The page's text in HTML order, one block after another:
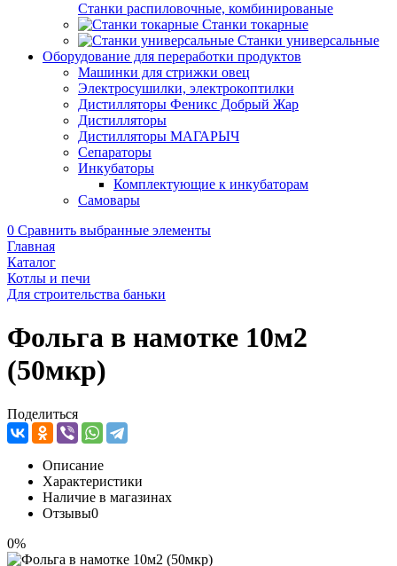
Станки распиловочные, комбинированые
Станки токарные
Станки универсальные
Оборудование для переработки продуктов
Машинки для стрижки овец
Электросушилки, электрокоптилки
Дистилляторы Феникс Добрый Жар
Дистилляторы
Дистилляторы МАГАРЫЧ
Сепараторы
Инкубаторы
Комплектующие к инкубаторам
Самовары
0 Сравнить выбранные элементы
Главная
Каталог
Котлы и печи
Для строительства баньки
Фольга в намотке 10м2
(50мкр)
Поделиться
Описание
Характеристики
Наличие в магазинах
Отзывы0
0%